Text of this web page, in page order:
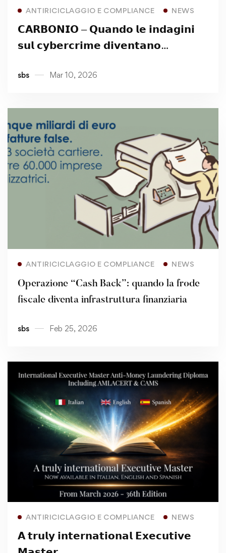
ANTIRICICLAGGIO E COMPLIANCE NEWS
𝗖𝗔𝗥𝗕𝗢𝗡𝗜𝗢 – 𝗤𝘂𝗮𝗻𝗱𝗼 𝗹𝗲 𝗶𝗻𝗱𝗮𝗴𝗶𝗻𝗶
𝘀𝘂𝗹 𝗰𝘆𝗯𝗲𝗿𝗰𝗿𝗶𝗺𝗲 𝗱𝗶𝘃𝗲𝗻𝘁𝗮𝗻𝗼
sbs Mar 10, 2026
ANTIRICICLAGGIO E COMPLIANCE NEWS
Operazione “Cash Back”: quando la frode
fiscale diventa infrastruttura finanziaria
sbs Feb 25, 2026
ANTIRICICLAGGIO E COMPLIANCE NEWS
𝗔 𝘁𝗿𝘂𝗹𝘆 𝗶𝗻𝘁𝗲𝗿𝗻𝗮𝘁𝗶𝗼𝗻𝗮𝗹 𝗘𝘅𝗲𝗰𝘂𝘁𝗶𝘃𝗲